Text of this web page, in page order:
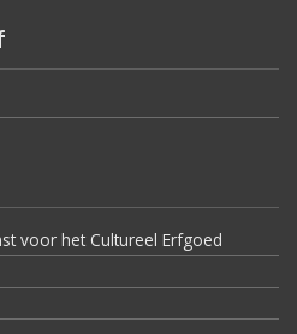
voor het Cultureel Erfgoed